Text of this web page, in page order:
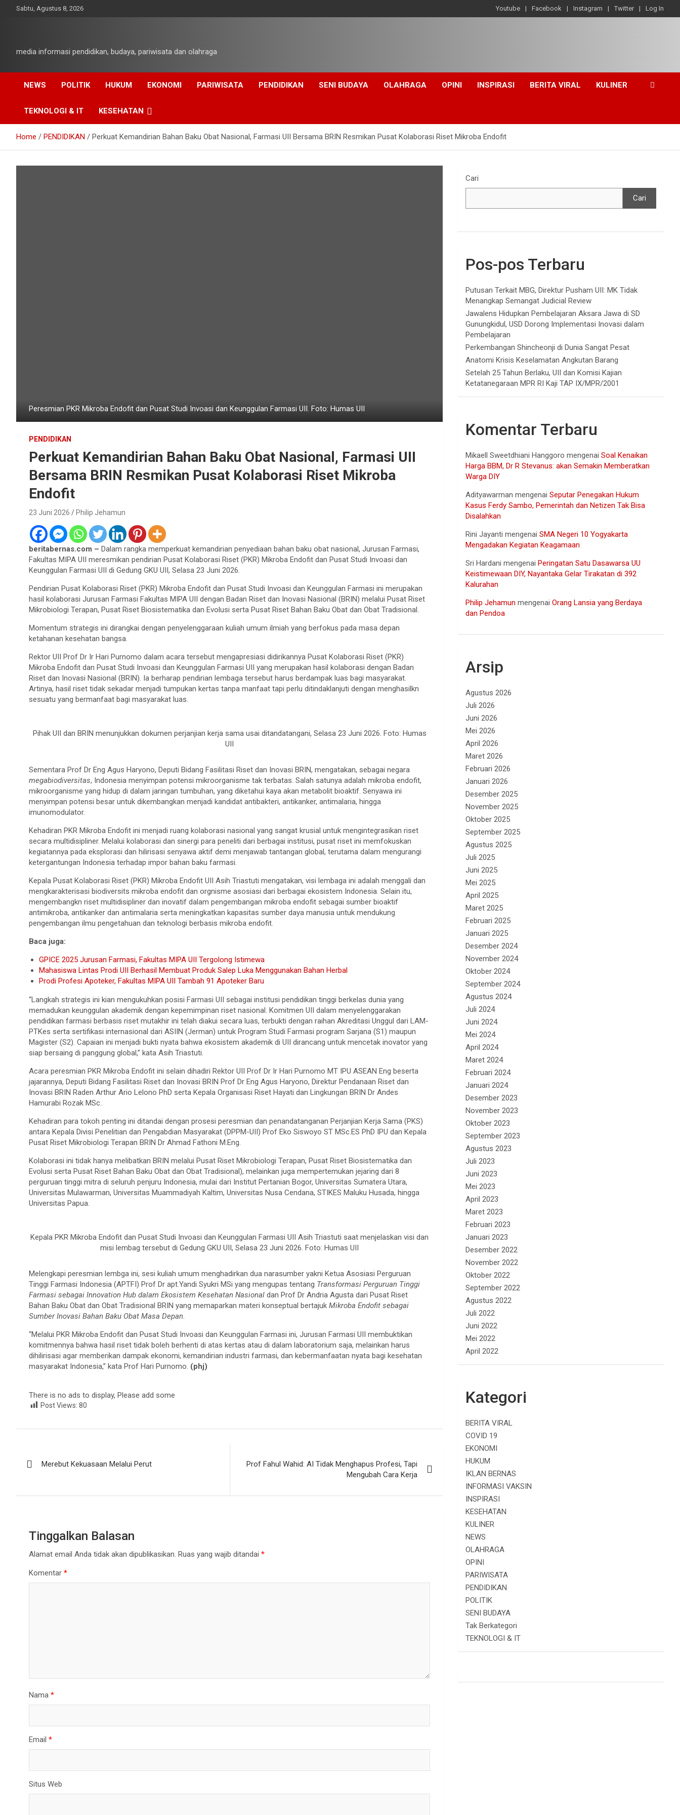
Sabtu, Agustus 8, 2026 Youtube Facebook Instagram Twitter Log In
media informasi pendidikan, budaya, pariwisata dan olahraga
NEWS POLITIK HUKUM EKONOMI PARIWISATA PENDIDIKAN SENI BUDAYA OLAHRAGA OPINI INSPIRASI BERITA VIRAL KULINER
TEKNOLOGI & IT KESEHATAN
Home PENDIDIKAN Perkuat Kemandirian Bahan Baku Obat Nasional, Farmasi UII Bersama BRIN Resmikan Pusat Kolaborasi Riset Mikroba Endofit
Peresmian PKR Mikroba Endofit dan Pusat Studi Invoasi dan Keunggulan Farmasi UII. Foto: Humas UII
PENDIDIKAN
Perkuat Kemandirian Bahan Baku Obat Nasional, Farmasi UII
Bersama BRIN Resmikan Pusat Kolaborasi Riset Mikroba
Endofit
23 Juni 2026 Philip Jehamun
beritabernas.com – Dalam rangka memperkuat kemandirian penyediaan bahan baku obat nasional, Jurusan Farmasi,
Fakultas MIPA UII meresmikan pendirian Pusat Kolaborasi Riset (PKR) Mikroba Endofit dan Pusat Studi Invoasi dan
Keunggulan Farmasi UII di Gedung GKU UII, Selasa 23 Juni 2026.
Pendirian Pusat Kolaborasi Riset (PKR) Mikroba Endofit dan Pusat Studi Invoasi dan Keunggulan Farmasi ini merupakan
hasil kolaborasi Jurusan Farmasi Fakultas MIPA UII dengan Badan Riset dan Inovasi Nasional (BRIN) melalui Pusat Riset
Mikrobiologi Terapan, Pusat Riset Biosistematika dan Evolusi serta Pusat Riset Bahan Baku Obat dan Obat Tradisional.
Momentum strategis ini dirangkai dengan penyelenggaraan kuliah umum ilmiah yang berfokus pada masa depan
ketahanan kesehatan bangsa.
Rektor UII Prof Dr Ir Hari Purnomo dalam acara tersebut mengapresiasi didirikannya Pusat Kolaborasi Riset (PKR)
Mikroba Endofit dan Pusat Studi Invoasi dan Keunggulan Farmasi UII yang merupakan hasil kolaborasi dengan Badan
Riset dan Inovasi Nasional (BRIN). Ia berharap pendirian lembaga tersebut harus berdampak luas bagi masyarakat.
Artinya, hasil riset tidak sekadar menjadi tumpukan kertas tanpa manfaat tapi perlu ditindaklanjuti dengan menghasilkn
sesuatu yang bermanfaat bagi masyarakat luas.
Pihak UII dan BRIN menunjukkan dokumen perjanjian kerja sama usai ditandatangani, Selasa 23 Juni 2026. Foto: Humas
UII
Sementara Prof Dr Eng Agus Haryono, Deputi Bidang Fasilitasi Riset dan Inovasi BRIN, mengatakan, sebagai negara
megabiodiversitas, Indonesia menyimpan potensi mikroorganisme tak terbatas. Salah satunya adalah mikroba endofit,
mikroorganisme yang hidup di dalam jaringan tumbuhan, yang diketahui kaya akan metabolit bioaktif. Senyawa ini
menyimpan potensi besar untuk dikembangkan menjadi kandidat antibakteri, antikanker, antimalaria, hingga
imunomodulator.
Kehadiran PKR Mikroba Endofit ini menjadi ruang kolaborasi nasional yang sangat krusial untuk mengintegrasikan riset
secara multidisipliner. Melalui kolaborasi dan sinergi para peneliti dari berbagai institusi, pusat riset ini memfokuskan
kegiatannya pada eksplorasi dan hilirisasi senyawa aktif demi menjawab tantangan global, terutama dalam mengurangi
ketergantungan Indonesia terhadap impor bahan baku farmasi.
Kepala Pusat Kolaborasi Riset (PKR) Mikroba Endofit UII Asih Triastuti mengatakan, visi lembaga ini adalah menggali dan
mengkarakterisasi biodiversits mikroba endofit dan orgnisme asosiasi dari berbagai ekosistem Indonesia. Selain itu,
mengembangkn riset multidisipliner dan inovatif dalam pengembangan mikroba endofit sebagai sumber bioaktif
antimikroba, antikanker dan antimalaria serta meningkatkan kapasitas sumber daya manusia untuk mendukung
pengembangan ilmu pengetahuan dan teknologi berbasis mikroba endofit.
Baca juga:
GPICE 2025 Jurusan Farmasi, Fakultas MIPA UII Tergolong Istimewa
Mahasiswa Lintas Prodi UII Berhasil Membuat Produk Salep Luka Menggunakan Bahan Herbal
Prodi Profesi Apoteker, Fakultas MIPA UII Tambah 91 Apoteker Baru
“Langkah strategis ini kian mengukuhkan posisi Farmasi UII sebagai institusi pendidikan tinggi berkelas dunia yang
memadukan keunggulan akademik dengan kepemimpinan riset nasional. Komitmen UII dalam menyelenggarakan
pendidikan farmasi berbasis riset mutakhir ini telah diakui secara luas, terbukti dengan raihan Akreditasi Unggul dari LAM-
PTKes serta sertifikasi internasional dari ASIIN (Jerman) untuk Program Studi Farmasi program Sarjana (S1) maupun
Magister (S2). Capaian ini menjadi bukti nyata bahwa ekosistem akademik di UII dirancang untuk mencetak inovator yang
siap bersaing di panggung global,” kata Asih Triastuti.
Acara peresmian PKR Mikroba Endofit ini selain dihadiri Rektor UII Prof Dr Ir Hari Purnomo MT IPU ASEAN Eng beserta
jajarannya, Deputi Bidang Fasilitasi Riset dan Inovasi BRIN Prof Dr Eng Agus Haryono, Direktur Pendanaan Riset dan
Inovasi BRIN Raden Arthur Ario Lelono PhD serta Kepala Organisasi Riset Hayati dan Lingkungan BRIN Dr Andes
Hamurabi Rozak MSc.
Kehadiran para tokoh penting ini ditandai dengan prosesi peresmian dan penandatanganan Perjanjian Kerja Sama (PKS)
antara Kepala Divisi Penelitian dan Pengabdian Masyarakat (DPPM-UII) Prof Eko Siswoyo ST MSc.ES PhD IPU dan Kepala
Pusat Riset Mikrobiologi Terapan BRIN Dr Ahmad Fathoni M.Eng.
Kolaborasi ini tidak hanya melibatkan BRIN melalui Pusat Riset Mikrobiologi Terapan, Pusat Riset Biosistematika dan
Evolusi serta Pusat Riset Bahan Baku Obat dan Obat Tradisional), melainkan juga mempertemukan jejaring dari 8
perguruan tinggi mitra di seluruh penjuru Indonesia, mulai dari Institut Pertanian Bogor, Universitas Sumatera Utara,
Universitas Mulawarman, Universitas Muammadiyah Kaltim, Universitas Nusa Cendana, STIKES Maluku Husada, hingga
Universitas Papua.
Kepala PKR Mikroba Endofit dan Pusat Studi Invoasi dan Keunggulan Farmasi UII Asih Triastuti saat menjelaskan visi dan
misi lembag tersebut di Gedung GKU UII, Selasa 23 Juni 2026. Foto: Humas UII
Melengkapi peresmian lembga ini, sesi kuliah umum menghadirkan dua narasumber yakni Ketua Asosiasi Perguruan
Tinggi Farmasi Indonesia (APTFI) Prof Dr apt.Yandi Syukri MSi yang mengupas tentang Transformasi Perguruan Tinggi
Farmasi sebagai Innovation Hub dalam Ekosistem Kesehatan Nasional dan Prof Dr Andria Agusta dari Pusat Riset
Bahan Baku Obat dan Obat Tradisional BRIN yang memaparkan materi konseptual bertajuk Mikroba Endofit sebagai
Sumber Inovasi Bahan Baku Obat Masa Depan.
“Melalui PKR Mikroba Endofit dan Pusat Studi Invoasi dan Keunggulan Farmasi ini, Jurusan Farmasi UII membuktikan
komitmennya bahwa hasil riset tidak boleh berhenti di atas kertas atau di dalam laboratorium saja, melainkan harus
dihilirisasi agar memberikan dampak ekonomi, kemandirian industri farmasi, dan kebermanfaatan nyata bagi kesehatan
masyarakat Indonesia,” kata Prof Hari Purnomo. (phj)
There is no ads to display, Please add some
Post Views: 80
pos
Merebut Kekuasaan Melalui Perut
Prof Fahul Wahid: AI Tidak Menghapus Profesi, Tapi
Mengubah Cara Kerja
Tinggalkan Balasan
Alamat email Anda tidak akan dipublikasikan. Ruas yang wajib ditandai *
Komentar *
Nama *
Email *
Situs Web
Cari
Cari
Pos-pos Terbaru
Putusan Terkait MBG, Direktur Pusham UII: MK Tidak
Menangkap Semangat Judicial Review
Jawalens Hidupkan Pembelajaran Aksara Jawa di SD
Gunungkidul, USD Dorong Implementasi Inovasi dalam
Pembelajaran
Perkembangan Shincheonji di Dunia Sangat Pesat
Anatomi Krisis Keselamatan Angkutan Barang
Setelah 25 Tahun Berlaku, UII dan Komisi Kajian
Ketatanegaraan MPR RI Kaji TAP IX/MPR/2001
Komentar Terbaru
Mikaell Sweetdhiani Hanggoro mengenaiSoal Kenaikan
Harga BBM, Dr R Stevanus: akan Semakin Memberatkan
Warga DIY
Adityawarman mengenaiSeputar Penegakan Hukum
Kasus Ferdy Sambo, Pemerintah dan Netizen Tak Bisa
Disalahkan
Rini Jayanti mengenaiSMA Negeri 10 Yogyakarta
Mengadakan Kegiatan Keagamaan
Sri Hardani mengenaiPeringatan Satu Dasawarsa UU
Keistimewaan DIY, Nayantaka Gelar Tirakatan di 392
Kalurahan
Philip Jehamun mengenaiOrang Lansia yang Berdaya
dan Pendoa
Arsip
Agustus 2026
Juli 2026
Juni 2026
Mei 2026
April 2026
Maret 2026
Februari 2026
Januari 2026
Desember 2025
November 2025
Oktober 2025
September 2025
Agustus 2025
Juli 2025
Juni 2025
Mei 2025
April 2025
Maret 2025
Februari 2025
Januari 2025
Desember 2024
November 2024
Oktober 2024
September 2024
Agustus 2024
Juli 2024
Juni 2024
Mei 2024
April 2024
Maret 2024
Februari 2024
Januari 2024
Desember 2023
November 2023
Oktober 2023
September 2023
Agustus 2023
Juli 2023
Juni 2023
Mei 2023
April 2023
Maret 2023
Februari 2023
Januari 2023
Desember 2022
November 2022
Oktober 2022
September 2022
Agustus 2022
Juli 2022
Juni 2022
Mei 2022
April 2022
Kategori
BERITA VIRAL
COVID 19
EKONOMI
HUKUM
IKLAN BERNAS
INFORMASI VAKSIN
INSPIRASI
KESEHATAN
KULINER
NEWS
OLAHRAGA
OPINI
PARIWISATA
PENDIDIKAN
POLITIK
SENI BUDAYA
Tak Berkategori
TEKNOLOGI & IT